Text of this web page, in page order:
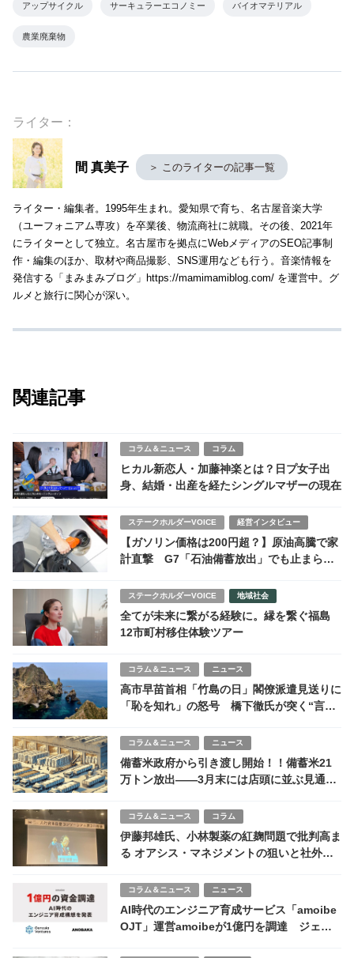
アップサイクル サーキュラーエコノミー バイオマテリアル
農業廃棄物
ライター：
間 真美子 ＞ このライターの記事一覧
ライター・編集者。1995年生まれ。愛知県で育ち、名古屋音楽大学
（ユーフォニアム専攻）を卒業後、物流商社に就職。その後、2021年
にライターとして独立。名古屋市を拠点にWebメディアのSEO記事制
作・編集のほか、取材や商品撮影、SNS運用なども行う。音楽情報を
発信する「まみまみブログ」https://mamimamiblog.com/ を運営中。グ
ルメと旅行に関心が深い。
関連記事
コラム＆ニュース コラム
ヒカル新恋人・加藤神楽とは？日プ女子出
身、結婚・出産を経たシングルマザーの現在
ステークホルダーVOICE 経営インタビュー
【ガソリン価格は200円超？】原油高騰で家
計直撃 G7「石油備蓄放出」でも止まらな
ステークホルダーVOICE 地域社会
全てが未来に繋がる経験に。縁を繋ぐ福島
12市町村移住体験ツアー
コラム＆ニュース ニュース
高市早苗首相「竹島の日」閣僚派遣見送りに
「恥を知れ」の怒号 橋下徹氏が突く“言行
コラム＆ニュース ニュース
備蓄米政府から引き渡し開始！！備蓄米21
万トン放出――3月末には店頭に並ぶ見通
コラム＆ニュース コラム
伊藤邦雄氏、小林製薬の紅麹問題で批判高ま
る オアシス・マネジメントの狙いと社外取
コラム＆ニュース ニュース
AI時代のエンジニア育成サービス「amoibe
OJT」運営amoibeが1億円を調達 ジェネ